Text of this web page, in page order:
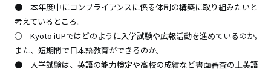
● 本年度中にコンプライアンスに係る体制の構築に取り組みたいと
考えているところ。
○ Kyoto iUPではどのように入学試験や広報活動を進めているのか。
また、短期間で日本語教育ができるのか。
● 入学試験は、英語の能力検定や高校の成績など書面審査の上英語